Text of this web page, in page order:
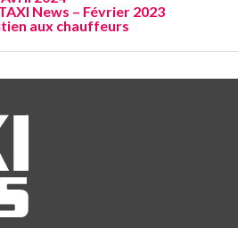
News – Février 2023
aux chauffeurs